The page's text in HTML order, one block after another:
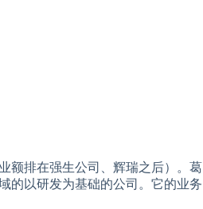
额排在强生公司、辉瑞之后）。葛
的以研发为基础的公司。它的业务